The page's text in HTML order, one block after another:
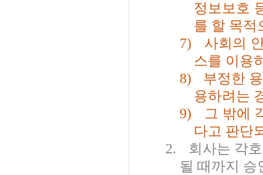
정보보호
를 할 목적
7)
사회의
스를 이용
8)
부정한
용하려는
9)
그 밖에
다고 판단
2.
회사는 각
될 때까지 승